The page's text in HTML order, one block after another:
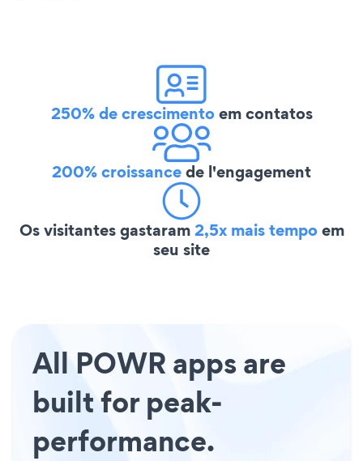
250% de crescimentoem contatos
200% croissancede l'engagement
Os visitantes gastaram2,5x mais tempoem
seu site
All POWR apps are
built for peak-
performance.